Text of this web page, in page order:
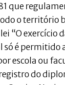
que
o território
“O exercício
só é permitido
escola ou
do